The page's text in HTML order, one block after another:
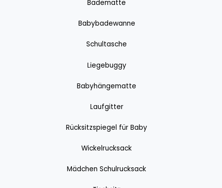
Badematte
Babybadewanne
Schultasche
Liegebuggy
Babyhängematte
Laufgitter
Rücksitzspiegel für Baby
Wickelrucksack
Mädchen Schulrucksack